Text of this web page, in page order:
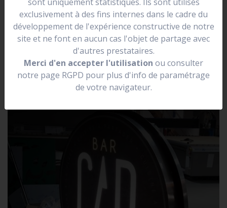
se situer dans une rue.
Elle peut être lumineuse, non lumineuse, prendre la
forme de votre logo.
exclusivement à des fins internes dans le cadre du
développement de l'expérience constructive de notre
site et ne font en aucun cas l'objet de partage avec
d'autres prestataires.
Merci d'en accepter l'utilisation ou consulter
notre page RGPD pour plus d'info de paramétrage
de votre navigateur.